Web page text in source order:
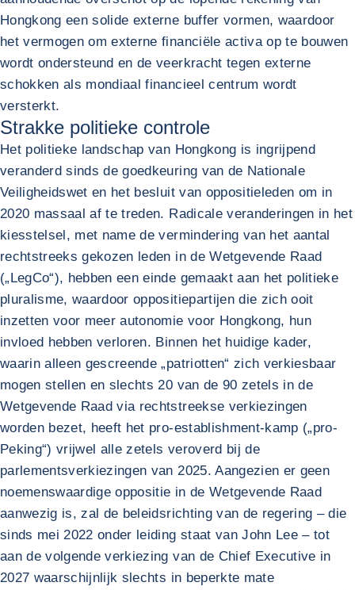
Hongkong een solide externe buffer vormen, waardoor
het vermogen om externe financiële activa op te bouwen
wordt ondersteund en de veerkracht tegen externe
schokken als mondiaal financieel centrum wordt
versterkt.
Strakke politieke controle
Het politieke landschap van Hongkong is ingrijpend
veranderd sinds de goedkeuring van de Nationale
Veiligheidswet en het besluit van oppositieleden om in
2020 massaal af te treden. Radicale veranderingen in het
kiesstelsel, met name de vermindering van het aantal
rechtstreeks gekozen leden in de Wetgevende Raad
(„LegCo“), hebben een einde gemaakt aan het politieke
pluralisme, waardoor oppositiepartijen die zich ooit
inzetten voor meer autonomie voor Hongkong, hun
invloed hebben verloren. Binnen het huidige kader,
waarin alleen gescreende „patriotten“ zich verkiesbaar
mogen stellen en slechts 20 van de 90 zetels in de
Wetgevende Raad via rechtstreekse verkiezingen
worden bezet, heeft het pro-establishment-kamp („pro-
Peking“) vrijwel alle zetels veroverd bij de
parlementsverkiezingen van 2025. Aangezien er geen
noemenswaardige oppositie in de Wetgevende Raad
aanwezig is, zal de beleidsrichting van de regering – die
sinds mei 2022 onder leiding staat van John Lee – tot
aan de volgende verkiezing van de Chief Executive in
2027 waarschijnlijk slechts in beperkte mate